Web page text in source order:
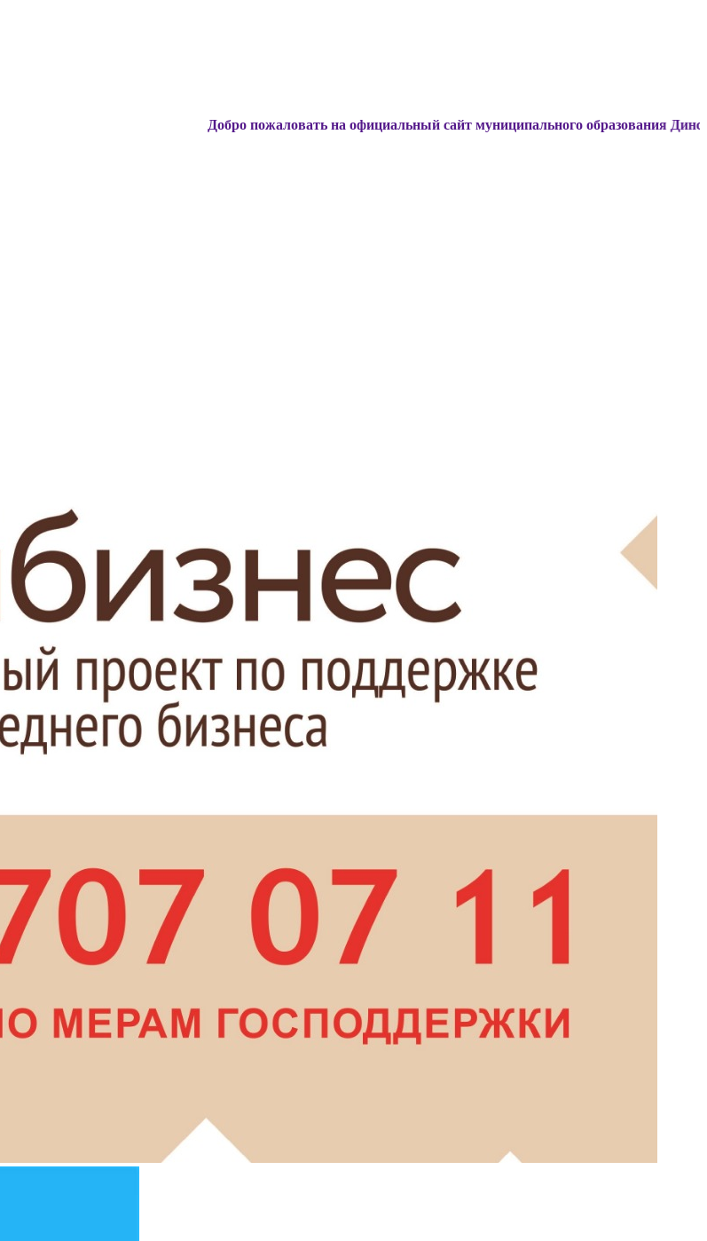
Добро пожаловать на официальный сайт муниципального образования Динской район